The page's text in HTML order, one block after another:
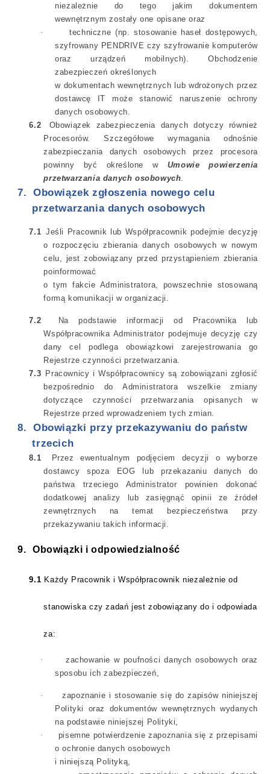
niezależnie do tego jakim dokumentem
wewnętrznym zostały one opisane oraz
·
techniczne (np. stosowanie haseł dostępowych,
szyfrowany PENDRIVE czy szyfrowanie komputerów
oraz urządzeń mobilnych). Obchodzenie
zabezpieczeń określonych
w dokumentach wewnętrznych lub wdrożonych przez
dostawcę IT może stanowić naruszenie ochrony
danych osobowych.
6.2
Obowiązek zabezpieczenia danych dotyczy również
Procesorów. Szczegółowe wymagania odnośnie
zabezpieczania danych osobowych przez procesora
powinny być określone w Umowie powierzenia
przetwarzania danych osobowych
7.
Obowiązek zgłoszenia nowego celu
przetwarzania danych osobowych
7.1 Jeśli Pracownik lub Współpracownik podejmie decyzję
o rozpoczęciu zbierania danych osobowych w nowym
celu, jest zobowiązany przed przystąpieniem zbierania
poinformować
o tym fakcie Administratora, powszechnie stosowaną
formą komunikacji w organizacji.
7.2
Na podstawie informacji od Pracownika lub
Współpracownika Administrator podejmuje decyzję czy
dany cel podlega obowiązkowi zarejestrowania go
Rejestrze czynności przetwarzania.
7.3 Pracownicy i Współpracownicy są zobowiązani zgłosić
bezpośrednio do Administratora wszelkie zmiany
dotyczące czynności przetwarzania opisanych w
Rejestrze przed wprowadzeniem tych zmian.
8.
Obowiązki przy przekazywaniu do państw
trzecich
8.1
Przez ewentualnym podjęciem decyzji o wyborze
dostawcy spoza EOG lub przekazaniu danych do
państwa trzeciego Administrator powinien dokonać
dodatkowej analizy lub zasięgnąć opinii ze źródeł
zewnętrznych na temat bezpieczeństwa przy
przekazywaniu takich informacji.
9. Obowiązki i odpowiedzialność
9.1 Każdy Pracownik i Współpracownik niezależnie od
stanowiska czy zadań jest zobowiązany do i odpowiada
za:
·
zachowanie w poufności danych osobowych oraz
sposobu ich zabezpieczeń,
·
zapoznanie i stosowanie się do zapisów niniejszej
Polityki oraz dokumentów wewnętrznych wydanych
na podstawie niniejszej Polityki,
·
pisemne potwierdzenie zapoznania się z przepisami
o ochronie danych osobowych
i niniejszą Polityką,